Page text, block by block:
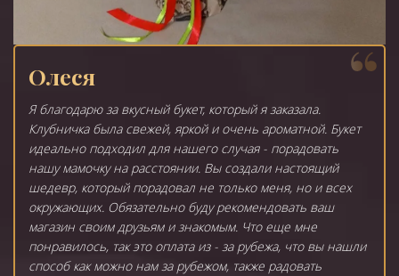
Олеся
Я благодарю за вкусный букет, который я заказала.
Клубничка была свежей, яркой и очень ароматной. Букет
идеально подходил для нашего случая - порадовать
нашу мамочку на расстоянии. Вы создали настоящий
шедевр, который порадовал не только меня, но и всех
окружающих. Обязательно буду рекомендовать ваш
магазин своим друзьям и знакомым. Что еще мне
понравилось, так это оплата из - за рубежа, что вы нашли
способ как можно нам за рубежом, также радовать